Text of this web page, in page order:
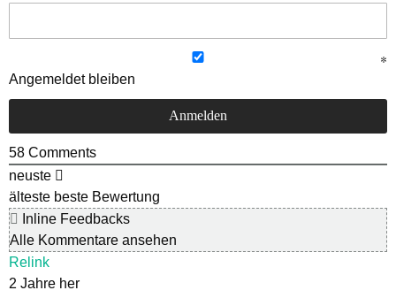
Angemeldet bleiben
58 Comments
neuste
älteste beste Bewertung
Inline Feedbacks
Alle Kommentare ansehen
Relink
2 Jahre her